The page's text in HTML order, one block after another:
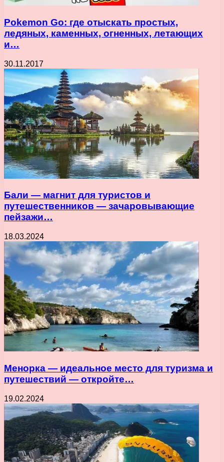
Pokemon Go: где отыскать простых,
ледяных, каменных, огненных, летающих
и…
30.11.2017
Бали — магнит для туристов и
путешественников — зачаровывающие
пейзажи…
18.03.2024
Менорка — идеальное место для туризма и
путешествий — откройте…
19.02.2024